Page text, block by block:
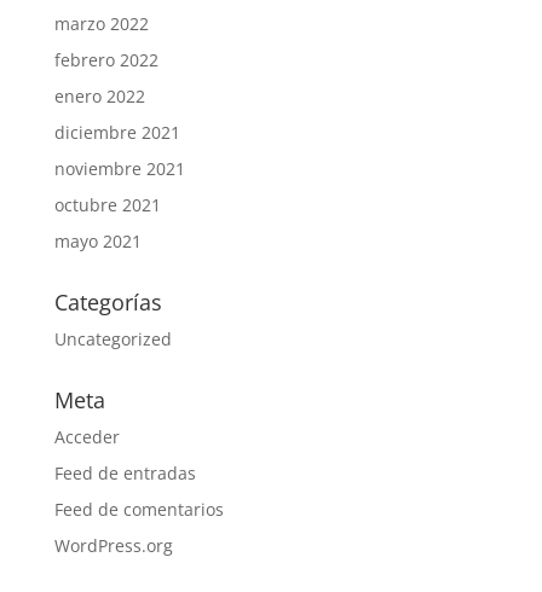
marzo 2022
febrero 2022
enero 2022
diciembre 2021
noviembre 2021
octubre 2021
mayo 2021
Categorías
Uncategorized
Meta
Acceder
Feed de entradas
Feed de comentarios
WordPress.org